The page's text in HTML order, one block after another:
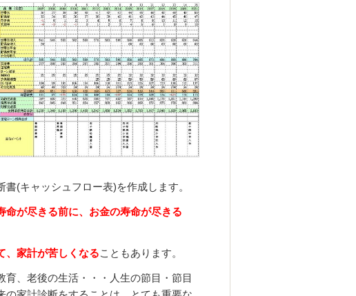
(キャッシュフロー表)を作成します。
命が尽きる前に、お金の寿命が尽きる
、家計が苦しくなることもあります。
、老後の生活・・・人生の節目・節目